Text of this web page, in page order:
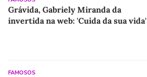
Grávida, Gabriely Miranda da
invertida na web: 'Cuida da sua vida'
FAMOSOS